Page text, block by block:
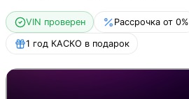
VIN проверен Рассрочка от 0%
1 год КАСКО в подарок